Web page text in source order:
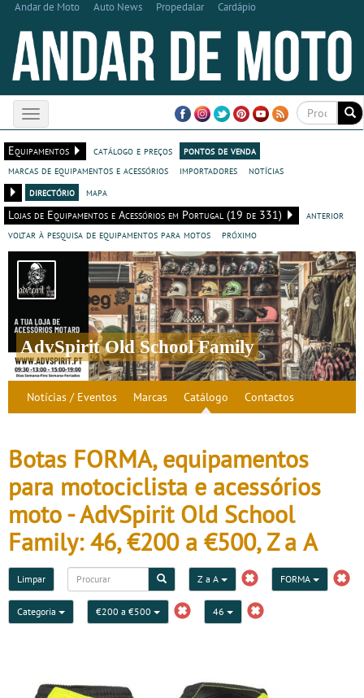
Andar de Moto Auto News Propedalar Cardápio
Toggle
navigation
Equipamentos
catálogo e preços
pontos de venda
marcas de equipamentos e acessórios
importadores
notícias
directório
mapa
Lojas de Equipamentos e Acessórios em Portugal (19 de 331)
anterior
voltar à pesquisa de equipamentos para motos
próximo
AdvSpirit Old School Family
Notícias / Eventos Marcas Catálogo Contactos
Botas FORMA, equipamentos
para motociclista e acessórios
moto - AdvSpirit Old School
Family: 46, €200 a €500, Z a A
Limpar Z a A FORMA
Categoria €200 a €500 46